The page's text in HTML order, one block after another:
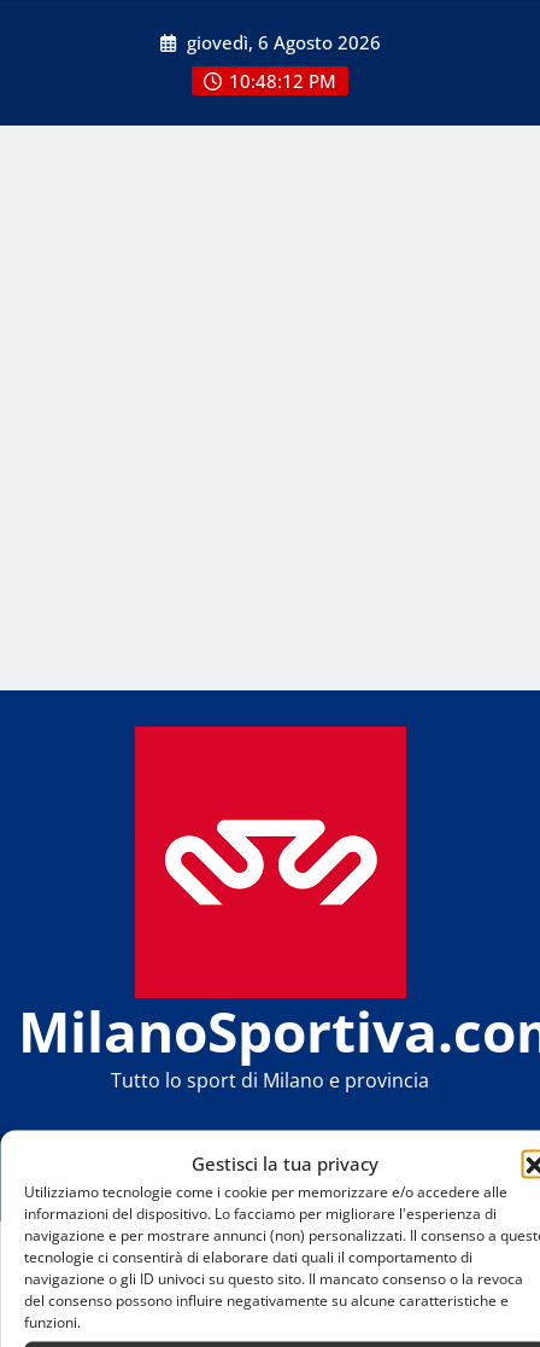
Gestisci la tua privacy
Utilizziamo tecnologie come i cookie per memorizzare e/o accedere alle
informazioni del dispositivo. Lo facciamo per migliorare l'esperienza di
navigazione e per mostrare annunci (non) personalizzati. Il consenso a
tecnologie ci consentirà di elaborare dati quali il comportamento di
navigazione o gli ID univoci su questo sito. Il mancato consenso o la revoca
del consenso possono influire negativamente su alcune caratteristiche e
funzioni.
giovedì, 6 Agosto 2026
10:48:12 PM
Tutto lo sport di Milano e provincia
Home
Ippodromo Snai San Siro, il 2 giugno è festa di
galoppo e intrattenimento